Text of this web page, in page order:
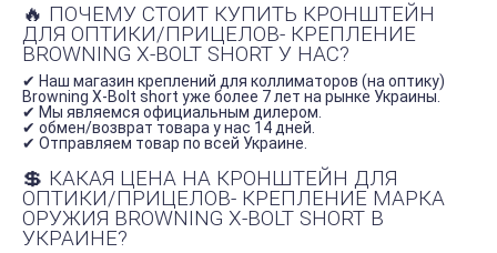
🔥 ПОЧЕМУ СТОИТ КУПИТЬ КРОНШТЕЙН
ДЛЯ ОПТИКИ/ПРИЦЕЛОВ- КРЕПЛЕНИЕ
BROWNING X-BOLT SHORT У НАС?
✔ Наш магазин креплений для коллиматоров (на оптику)
Browning X-Bolt short уже более 7 лет на рынке Украины.
✔ Мы являемся официальным дилером.
✔ обмен/возврат товара у нас 14 дней.
✔ Отправляем товар по всей Украине.
💲 КАКАЯ ЦЕНА НА КРОНШТЕЙН ДЛЯ
ОПТИКИ/ПРИЦЕЛОВ- КРЕПЛЕНИЕ МАРКА
ОРУЖИЯ BROWNING X-BOLT SHORT В
УКРАИНЕ?